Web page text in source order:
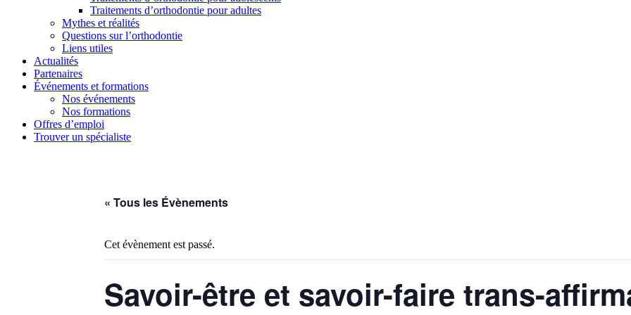
Traitements d’orthodontie pour adultes
Mythes et réalités
Questions sur l’orthodontie
Liens utiles
Actualités
Partenaires
Événements et formations
Nos événements
Nos formations
Offres d’emploi
Trouver un spécialiste
« Tous les Évènements
Cet évènement est passé.
Savoir-être et savoir-faire trans-